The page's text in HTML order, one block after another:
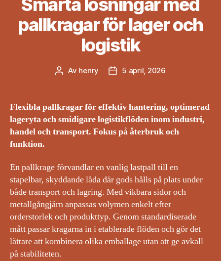
pallkragar för lager och
logistik
Inläggsförfattare
Av henry Inläggsdatum
5 april, 2026
Flexibla pallkragar för effektiv hantering, optimerad
lageryta och smidigare logistikflöden inom industri,
handel och transport. Fokus på återbruk och
funktion.
En pallkrage förvandlar en vanlig lastpall till en
stapelbar, skyddande låda där gods hålls på plats under
både transport och lagring. Med vikbara sidor och
metallgångjärn anpassas volymen enkelt efter
orderstorlek och produkttyp. Genom standardiserade
mått passar kragarna in i etablerade flöden och gör det
lättare att kombinera olika emballage utan att ge avkall
på stabiliteten.